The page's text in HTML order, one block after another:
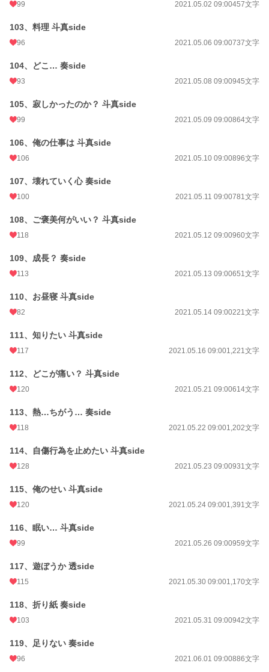
99 2021.05.02 09:00457文字
103、料理 斗真side
96 2021.05.06 09:00737文字
104、どこ… 奏side
93 2021.05.08 09:00945文字
105、寂しかったのか？ 斗真side
99 2021.05.09 09:00864文字
106、俺の仕事は 斗真side
106 2021.05.10 09:00896文字
107、壊れていく心 奏side
100 2021.05.11 09:00781文字
108、ご褒美何がいい？ 斗真side
118 2021.05.12 09:00960文字
109、成長？ 奏side
113 2021.05.13 09:00651文字
110、お昼寝 斗真side
82 2021.05.14 09:00221文字
111、知りたい 斗真side
117 2021.05.16 09:001,221文字
112、どこが痛い？ 斗真side
120 2021.05.21 09:00614文字
113、熱…ちがう… 奏side
118 2021.05.22 09:001,202文字
114、自傷行為を止めたい 斗真side
128 2021.05.23 09:00931文字
115、俺のせい 斗真side
120 2021.05.24 09:001,391文字
116、眠い… 斗真side
99 2021.05.26 09:00959文字
117、遊ぼうか 透side
115 2021.05.30 09:001,170文字
118、折り紙 奏side
103 2021.05.31 09:00942文字
119、足りない 奏side
96 2021.06.01 09:00886文字